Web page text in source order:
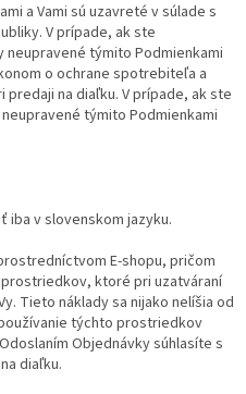
a Vami sú uzavreté v súlade s
V prípade, ak ste
týmito Podmienkami
o ochrane spotrebiteľa a
na diaľku. V prípade, ak ste
týmito Podmienkami
iba v slovenskom jazyku.
E-shopu, pričom
ktoré pri uzatváraní
Tieto náklady sa nijako nelíšia od
týchto prostriedkov
Objednávky súhlasíte s
diaľku.